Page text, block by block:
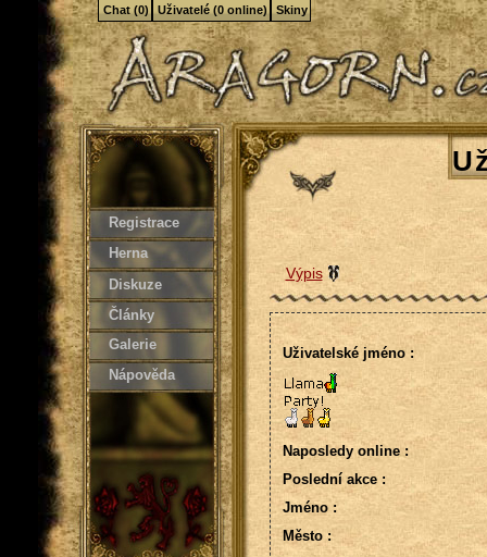
Registrace
Herna
Diskuze
Články
Galerie
Nápověda
Výpis
Uživatelské jméno :
Naposledy online :
Poslední akce :
Jméno :
Město :
Chat (0) Uživatelé (0 online) Skiny